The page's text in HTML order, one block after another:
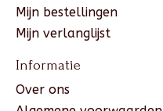
Mijn bestellingen
Mijn verlanglijst
Informatie
Over ons